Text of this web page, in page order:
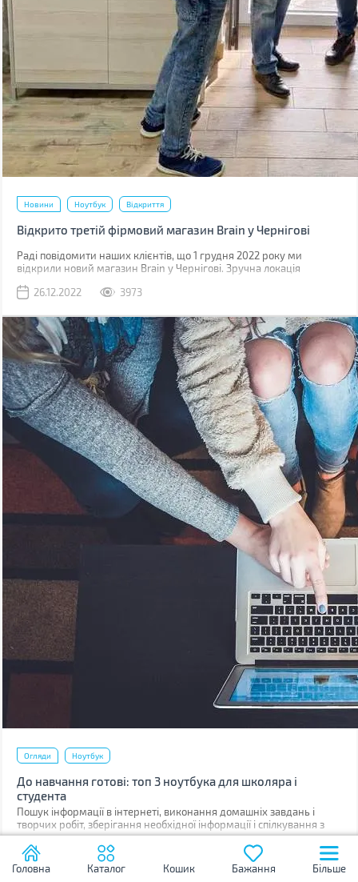
Новини Ноутбук Відкриття
Відкрито третій фірмовий магазин Brain у Чернігові
Раді повідомити наших клієнтів, що 1 грудня 2022 року ми
відкрили новий магазин Brain у Чернігові. Зручна локація
готова допомогти вам підібрати потрібний гаджет.
26.12.2022 3973
Огляди Ноутбук
До навчання готові: топ 3 ноутбука для школяра і
студента
Пошук інформації в інтернеті, виконання домашніх завдань і
творчих робіт, зберігання необхідної інформації і спілкування з
друзями в будь-якому місці - все це забезпечить ноутбук. Без
цього пристрою сучасному учневі просто не обійтися.
03.09.2018
Головна
Каталог Кошик Бажання Більше